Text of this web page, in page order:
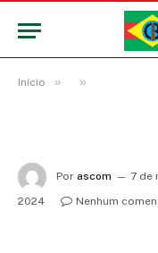
Início » »
Por ascom 7 de
2024
Nenhum